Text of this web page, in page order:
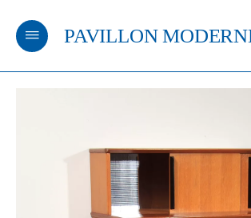
m PAVILLON